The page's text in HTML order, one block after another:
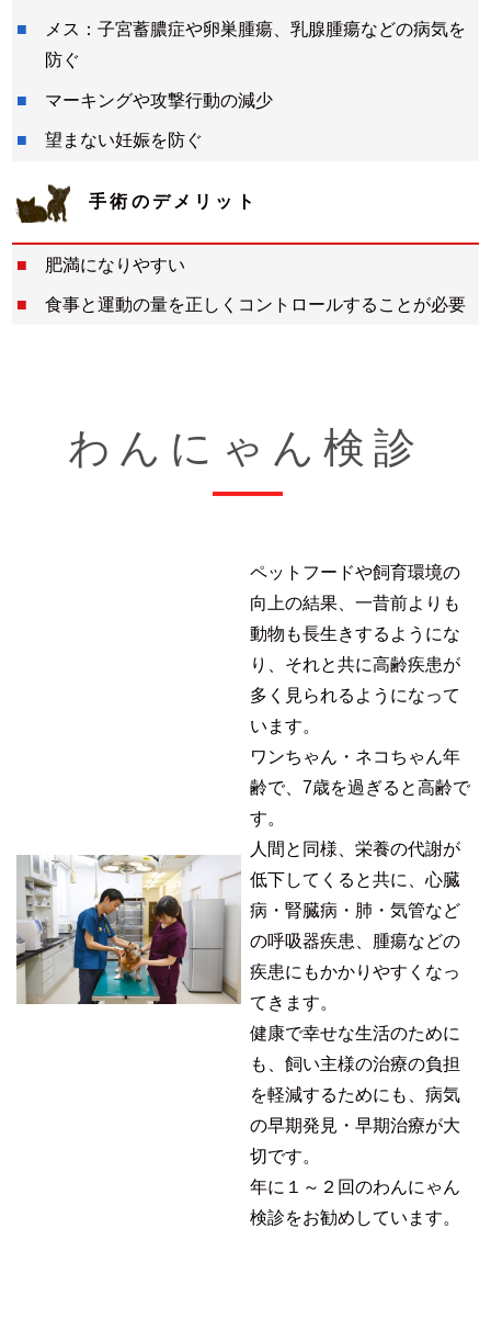
メス：子宮蓄膿症や卵巣腫瘍、乳腺腫瘍などの病気を
防ぐ
マーキングや攻撃行動の減少
望まない妊娠を防ぐ
手術のデメリット
肥満になりやすい
食事と運動の量を正しくコントロールすることが必要
わんにゃん検診
ペットフードや飼育環境の
向上の結果、一昔前よりも
動物も長生きするようにな
り、それと共に高齢疾患が
多く見られるようになって
います。
ワンちゃん・ネコちゃん年
齢で、7歳を過ぎると高齢で
す。
人間と同様、栄養の代謝が
低下してくると共に、心臓
病・腎臓病・肺・気管など
の呼吸器疾患、腫瘍などの
疾患にもかかりやすくなっ
てきます。
健康で幸せな生活のために
も、飼い主様の治療の負担
を軽減するためにも、病気
の早期発見・早期治療が大
切です。
年に１～２回のわんにゃん
検診をお勧めしています。